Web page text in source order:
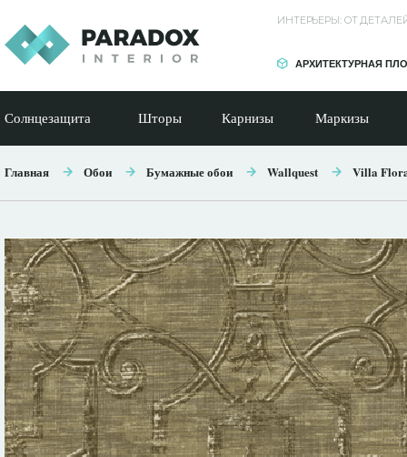
ИНТЕРЬЕРЫ: ОТ
АРХИТЕКТУРНАЯ
Солнцезащита Шторы Карнизы Маркизы
Главная Обои Бумажные обои Wallquest Villa